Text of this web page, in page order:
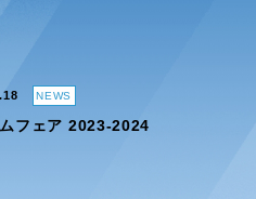
NEWS
フェア 2023-2024